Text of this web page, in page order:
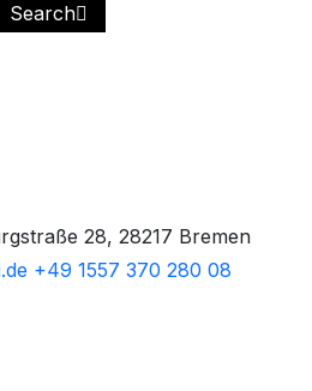
Search
28, 28217 Bremen
+49 1557 370 280 08